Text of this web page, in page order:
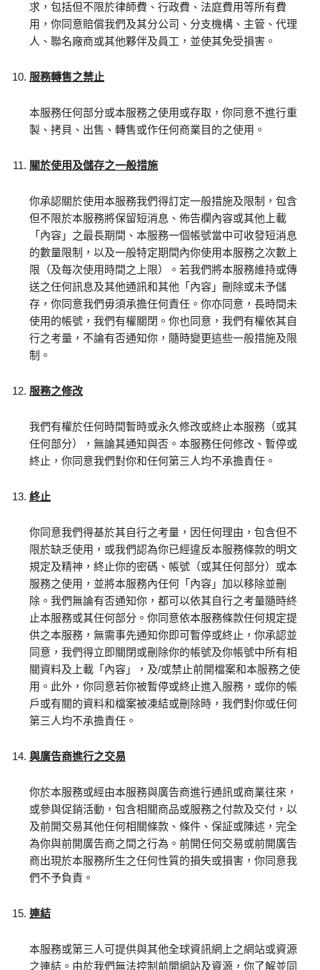
求，包括但不限於律師費、行政費、法庭費用等所有費
用，你同意賠償我們及其分公司、分支機構、主管、代理
人、聯名廠商或其他夥伴及員工，並使其免受損害。
服務轉售之禁止
本服務任何部分或本服務之使用或存取，你同意不進行重
製、拷貝、出售、轉售或作任何商業目的之使用。
關於使用及儲存之一般措施
你承認關於使用本服務我們得訂定一般措施及限制，包含
但不限於本服務將保留短消息、佈告欄內容或其他上載
「內容」之最長期間、本服務一個帳號當中可收發短消息
的數量限制，以及一般特定期間內你使用本服務之次數上
限（及每次使用時間之上限）。若我們將本服務維持或傳
送之任何訊息及其他通訊和其他「內容」刪除或未予儲
存，你同意我們毋須承擔任何責任。你亦同意，長時間未
使用的帳號，我們有權關閉。你也同意，我們有權依其自
行之考量，不論有否通知你，隨時變更這些一般措施及限
制。
服務之修改
我們有權於任何時間暫時或永久修改或終止本服務（或其
任何部分），無論其通知與否。本服務任何修改、暫停或
終止，你同意我們對你和任何第三人均不承擔責任。
終止
你同意我們得基於其自行之考量，因任何理由，包含但不
限於缺乏使用，或我們認為你已經違反本服務條款的明文
規定及精神，終止你的密碼、帳號（或其任何部分）或本
服務之使用，並將本服務內任何「內容」加以移除並刪
除。我們無論有否通知你，都可以依其自行之考量隨時終
止本服務或其任何部分。你同意依本服務條款任何規定提
供之本服務，無需事先通知你即可暫停或終止，你承認並
同意，我們得立即關閉或刪除你的帳號及你帳號中所有相
關資料及上載「內容」，及/或禁止前開檔案和本服務之使
用。此外，你同意若你被暫停或終止進入服務，或你的帳
戶或有關的資料和檔案被凍結或刪除時，我們對你或任何
第三人均不承擔責任。
與廣告商進行之交易
你於本服務或經由本服務與廣告商進行通訊或商業往來，
或參與促銷活動，包含相關商品或服務之付款及交付，以
及前開交易其他任何相關條款、條件、保証或陳述，完全
為你與前開廣告商之間之行為。前開任何交易或前開廣告
商出現於本服務所生之任何性質的損失或損害，你同意我
們不予負責。
連結
本服務或第三人可提供與其他全球資訊網上之網站或資源
之連結。由於我們無法控制前開網站及資源，你了解並同